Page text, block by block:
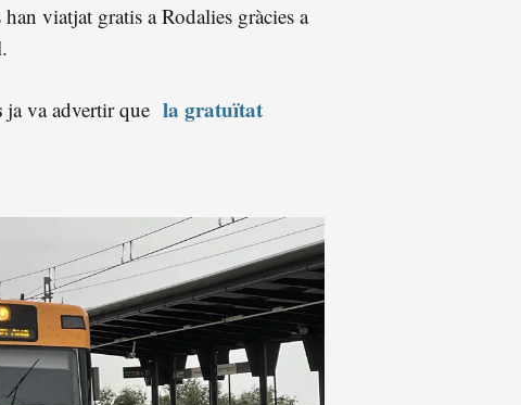
viatjat gratis a Rodalies gràcies a
ja va advertir que la gratuïtat